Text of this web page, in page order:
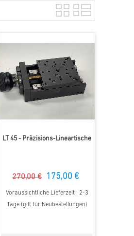
LT 45 - Präzisions-Lineartische
270,00 € 175,00 €
Voraussichtliche Lieferzeit : 2-3
Tage (gilt für Neubestellungen)